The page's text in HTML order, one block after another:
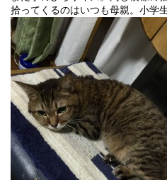
拾ってくるのはいつも母親。小学